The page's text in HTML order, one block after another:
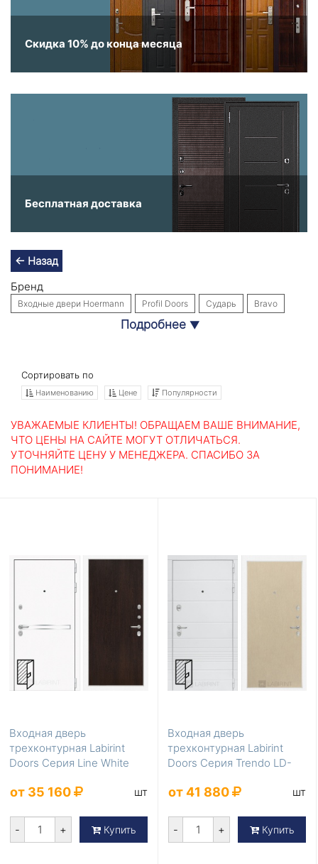
Скидка 10% до конца месяца
Бесплатная доставка
← Назад
Бренд
Входные двери Hoermann Profil Doors Сударь Bravo
Входные двери Labirint Doors Интекрон
Назначение
В квартиру В дом Утепленные В коттедж
В общий коридор Для загородного дома Наружные
С шумоизоляцией Взломостойкие
Материал отделки
950×2050
Популярные цвета
Белые Коричневые Светло-коричневые Светлые
Серые Тёмно-коричневые Темные
Подробнее ▼
Сортировать по
Наименованию Цене Популярности
УВАЖАЕМЫЕ КЛИЕНТЫ! ОБРАЩАЕМ ВАШЕ ВНИМАНИЕ,
ЧТО ЦЕНЫ НА САЙТЕ МОГУТ ОТЛИЧАТЬСЯ.
УТОЧНЯЙТЕ ЦЕНУ У МЕНЕДЖЕРА. СПАСИБО ЗА
ПОНИМАНИЕ!
Входная дверь
трехконтурная Labirint
Doors Серия Line White
от 35 160 шт
- + Купить
Входная дверь
трехконтурная Labirint
Doors Серия Trendo LD-
от 41 880 шт
- + Купить